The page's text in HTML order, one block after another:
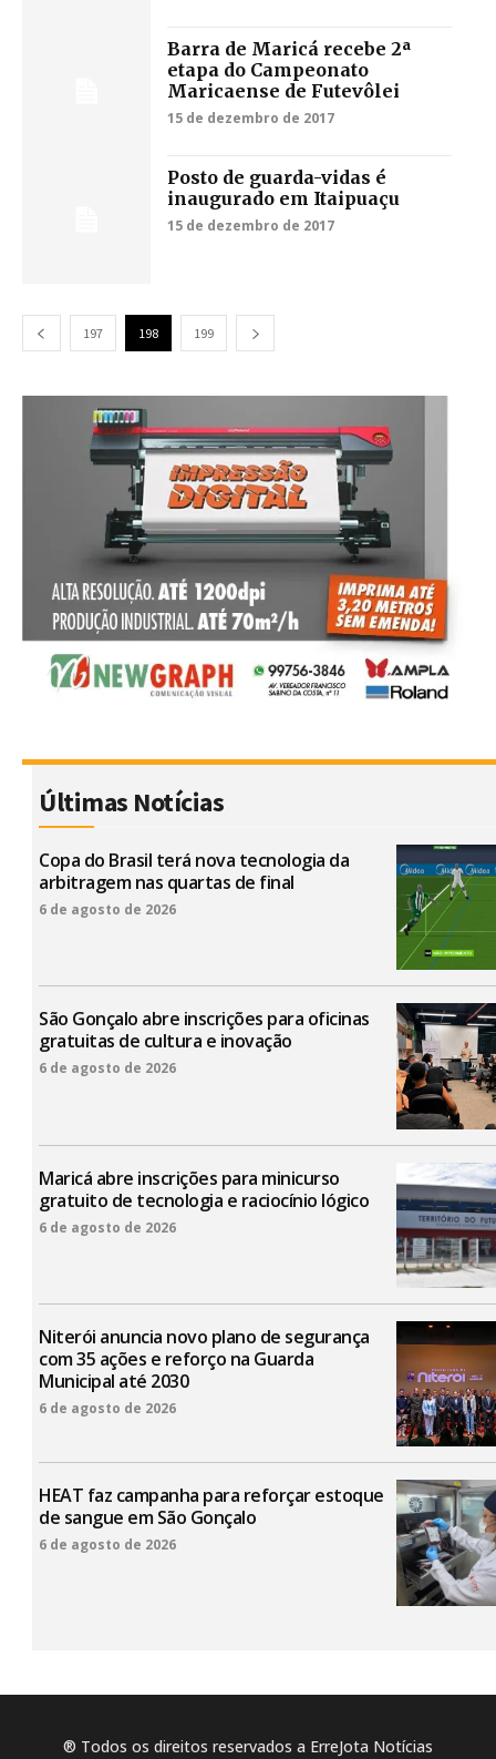
Barra de Maricá recebe 2ª
etapa do Campeonato
Maricaense de Futevôlei
15 de dezembro de 2017
Posto de guarda-vidas é
inaugurado em Itaipuaçu
15 de dezembro de 2017
197 198 199
Últimas Notícias
Copa do Brasil terá nova tecnologia da
arbitragem nas quartas de final
6 de agosto de 2026
São Gonçalo abre inscrições para oficinas
gratuitas de cultura e inovação
6 de agosto de 2026
Maricá abre inscrições para minicurso
gratuito de tecnologia e raciocínio lógico
6 de agosto de 2026
Niterói anuncia novo plano de segurança
com 35 ações e reforço na Guarda
Municipal até 2030
6 de agosto de 2026
HEAT faz campanha para reforçar estoque
de sangue em São Gonçalo
6 de agosto de 2026
® Todos os direitos reservados a ErreJota Notícias